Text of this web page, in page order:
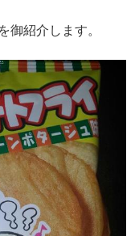
御紹介します。